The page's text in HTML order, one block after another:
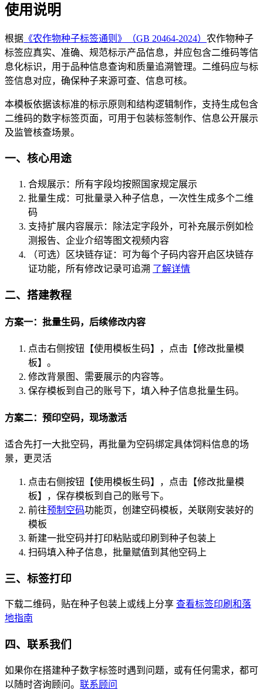
使用说明
根据 《农作物种子标签通则》（GB 20464-2024） 农作物种子
标签应真实、准确、规范标示产品信息，并应包含二维码等信
息化标识，用于品种信息查询和质量追溯管理。二维码应与标
签信息对应，确保种子来源可查、信息可核。
本模板依据该标准的标示原则和结构逻辑制作，支持生成包含
二维码的数字标签页面，可用于包装标签制作、信息公开展示
及监管核查场景。
一、核心用途
合规展示：所有字段均按照国家规定展示
批量生成：可批量录入种子信息，一次性生成多个二维
码
支持扩展内容展示：除法定字段外，可补充展示例如检
测报告、企业介绍等图文视频内容
（可选）区块链存证：可为每个子码内容开启区块链存
证功能，所有修改记录可追溯 了解详情
二、搭建教程
方案一：批量生码，后续修改内容
点击右侧按钮【使用模板生码】，点击【修改批量模
板】。
修改背景图、需要展示的内容等。
保存模板到自己的账号下，填入种子信息批量生码。
方案二：预印空码，现场激活
适合先打一大批空码，再批量为空码绑定具体饲料信息的场
景，更灵活
点击右侧按钮【使用模板生码】，点击【修改批量模
板】，保存模板到自己的账号下。
前往预制空码功能页，创建空码模板，关联刚安装好的
模板
新建一批空码并打印粘贴或印刷到种子包装上
扫码填入种子信息，批量赋值到其他空码上
三、标签打印
下载二维码，贴在种子包装上或线上分享 查看标签印刷和落
地指南
四、联系我们
如果你在搭建种子数字标签时遇到问题，或有任何需求，都可
以随时咨询顾问。 联系顾问